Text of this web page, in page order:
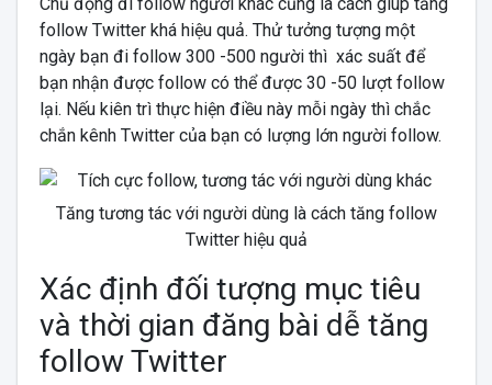
follow Twitter khá hiệu quả. Thử tưởng tượng một
ngày bạn đi follow 300 -500 người thì xác suất để
bạn nhận được follow có thể được 30 -50 lượt follow
lại. Nếu kiên trì thực hiện điều này mỗi ngày thì chắc
chắn kênh Twitter của bạn có lượng lớn người follow.
Tăng tương tác với người dùng là cách tăng follow
Twitter hiệu quả
Xác định đối tượng mục tiêu
và thời gian đăng bài dễ tăng
follow Twitter